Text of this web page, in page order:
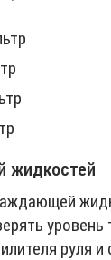
жидкостей
руля